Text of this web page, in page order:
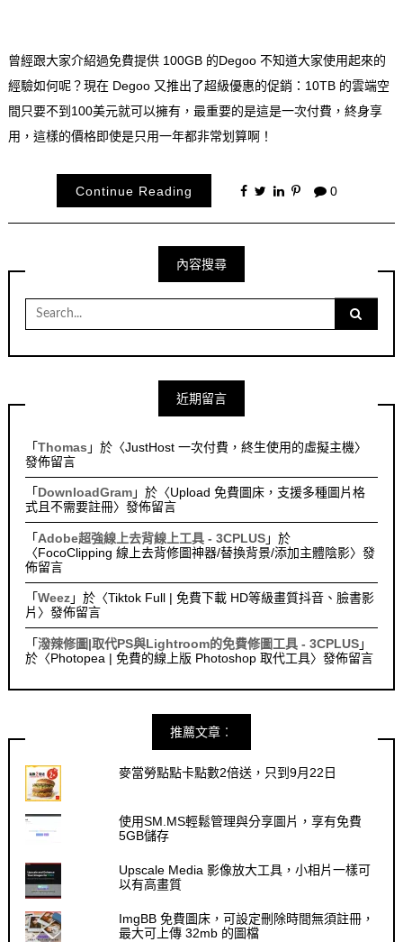
曾經跟大家介紹過免費提供 100GB 的Degoo 不知道大家使用起來的
經驗如何呢？現在 Degoo 又推出了超級優惠的促銷：10TB 的雲端空
間只要不到100美元就可以擁有，最重要的是這是一次付費，終身享
用，這樣的價格即使是只用一年都非常划算啊！
Continue Reading 0
內容搜尋
Search
for:
近期留言
「Thomas 」於〈JustHost 一次付費，終生使用的虛擬主機〉
發佈留言
「 DownloadGram」於〈Upload 免費圖床，支援多種圖片格
式且不需要註冊〉發佈留言
「 Adobe超強線上去背線上工具 - 3CPLUS」於
〈FocoClipping 線上去背修圖神器/替換背景/添加主體陰影〉發
佈留言
「Weez」於〈Tiktok Full | 免費下載 HD等級畫質抖音、臉書影
片 〉發佈留言
「潑辣修圖|取代PS與Lightroom的免費修圖工具 - 3CPLUS」
於〈Photopea | 免費的線上版 Photoshop 取代工具〉發佈留言
推薦文章︰
麥當勞點點卡點數2倍送，只到9月22日
使用SM.MS輕鬆管理與分享圖片，享有免費
5GB儲存
Upscale Media 影像放大工具，小相片一樣可
以有高畫質
ImgBB 免費圖床，可設定刪除時間無須註冊，
最大可上傳 32mb 的圖檔